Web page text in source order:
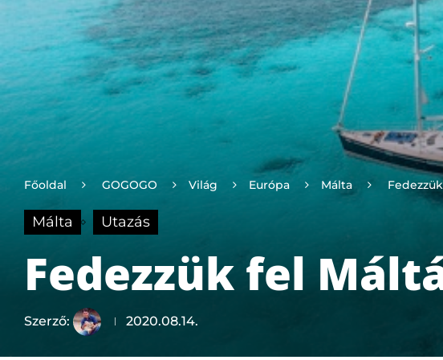
Főoldal GOGOGO Világ Európa Málta
Málta Utazás
Fedezzük fel
Szerző: 2020.08.14.